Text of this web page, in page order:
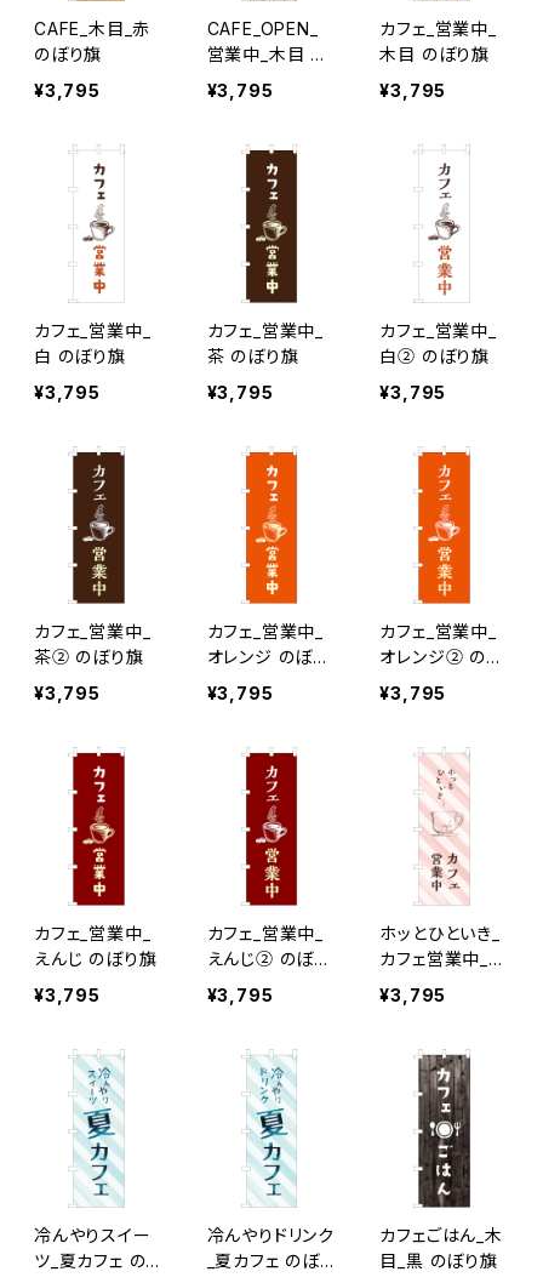
CAFE_木目_赤
のぼり旗
¥3,795
CAFE_OPEN_
営業中_木目 の
ぼり旗
¥3,795
カフェ_営業中_
木目 のぼり旗
¥3,795
カフェ_営業中_
白 のぼり旗
¥3,795
カフェ_営業中_
茶 のぼり旗
¥3,795
カフェ_営業中_
白② のぼり旗
¥3,795
カフェ_営業中_
茶② のぼり旗
¥3,795
カフェ_営業中_
オレンジ のぼり
旗
¥3,795
カフェ_営業中_
オレンジ② のぼ
り旗
¥3,795
カフェ_営業中_
えんじ のぼり旗
¥3,795
カフェ_営業中_
えんじ② のぼり
旗
¥3,795
ホッとひといき_
カフェ営業中_ピ
ンクストライプ
のぼり旗
¥3,795
冷んやりスイー
ツ_夏カフェ の
冷んやりドリンク
_夏カフェ のぼり
カフェごはん_木
目_黒 のぼり旗